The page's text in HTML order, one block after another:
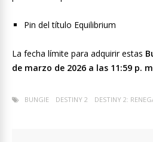
Pin del título Equilibrium
La fecha límite para adquirir estas
de marzo de 2026 a las 11:59 p.
BUNGIE DESTINY 2 DESTINY 2: